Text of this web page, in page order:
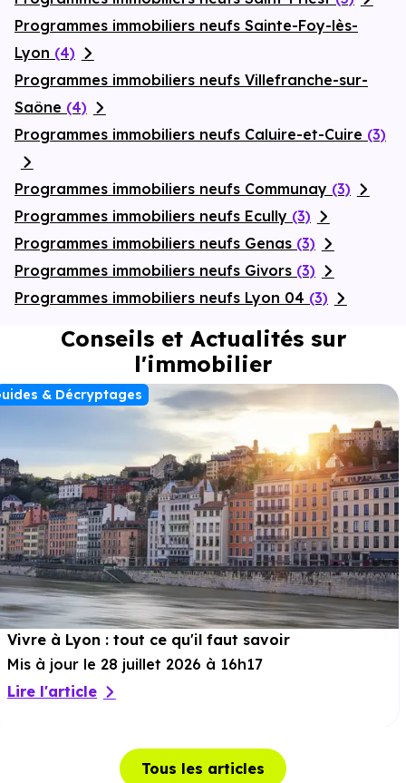
Programmes immobiliers neufs Sainte-Foy-lès-
Lyon (4)
Programmes immobiliers neufs Villefranche-sur-
Saône (4)
Programmes immobiliers neufs Caluire-et-Cuire (3)
Programmes immobiliers neufs Communay (3)
Programmes immobiliers neufs Ecully (3)
Programmes immobiliers neufs Genas (3)
Programmes immobiliers neufs Givors (3)
Programmes immobiliers neufs Lyon 04 (3)
Conseils et Actualités sur
l'immobilier
& Décryptages
Vivre à Lyon : tout ce qu'il faut savoir
Mis à jour le 28 juillet 2026 à 16h17
Lire l'article
Tous les articles